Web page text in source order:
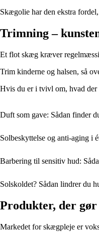
Skægolie har den ekstra
Trimning –
Et flot skæg kræver
Trim kinderne og halsen, så
Hvis du er i tvivl om, hvad der
Duft som gave: Sådan finder
Solbeskyttelse og anti-aging i
Barbering til sensitiv hud:
Solskoldet? Sådan lindrer du
Produkter, der
Markedet for skægpleje er